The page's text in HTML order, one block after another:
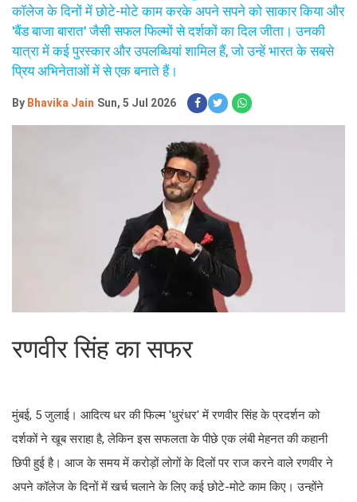
कॉलेज के दिनों में छोटे-मोटे काम करके अपने सपने को साकार किया और
'बैंड बाजा बारात' जैसी सफल फिल्मों से दर्शकों का दिल जीता। उनकी
यात्रा में कई पुरस्कार और उपलब्धियां शामिल हैं, जो उन्हें भारत के सबसे
प्रिय अभिनेताओं में से एक बनाते हैं।
By Bhavika Jain Sun, 5 Jul 2026
रणवीर सिंह का सफर
मुंबई, 5 जुलाई। आदित्य धर की फिल्म 'धुरंधर' में रणवीर सिंह के प्रदर्शन को
दर्शकों ने खूब सराहा है, लेकिन इस सफलता के पीछे एक लंबी मेहनत की कहानी
छिपी हुई है। आज के समय में करोड़ों लोगों के दिलों पर राज करने वाले रणवीर ने
अपने कॉलेज के दिनों में खर्च चलाने के लिए कई छोटे-मोटे काम किए। उन्होंने